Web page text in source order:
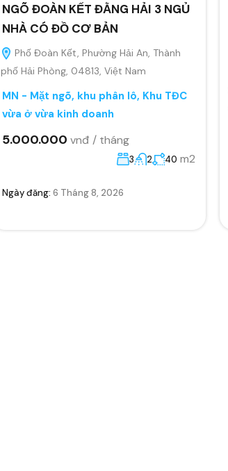
NGÕ ĐOÀN KẾT ĐẰNG HẢI 3 NGỦ
NHÀ CÓ ĐỒ CƠ BẢN
Phố Đoàn Kết, Phường Hải An, Thành
phố Hải Phòng, 04813, Việt Nam
MN - Mặt ngõ, khu phân lô, Khu TĐC
vừa ở vừa kinh doanh
5.000.000 vnđ / tháng
3 2 40 m2
Ngày đăng: 6 Tháng 8, 2026